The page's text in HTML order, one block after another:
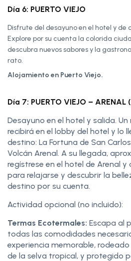
Día 6: PUERTO VIEJO
Disfrute del desayuno en el hotel y
Explore por su cuenta la colorida
descubra nuevos sabores y la
rato.
Alojamiento en Puerto Viejo.
Día 7: PUERTO VIEJO – ARENAL
Desayuno en el hotel y salida.
recibirá en el lobby del hotel y lo
destino: La Fortuna de San
Volcán Arenal. A su llegada,
regístrese en el hotel de Arenal
para relajarse y descubrir la
destino por su cuenta.
Actividad opcional (no incluido):
Termas Ecotermales: Escapa al
todas las comodidades
experiencia memorable,
de la selva tropical, y protegido